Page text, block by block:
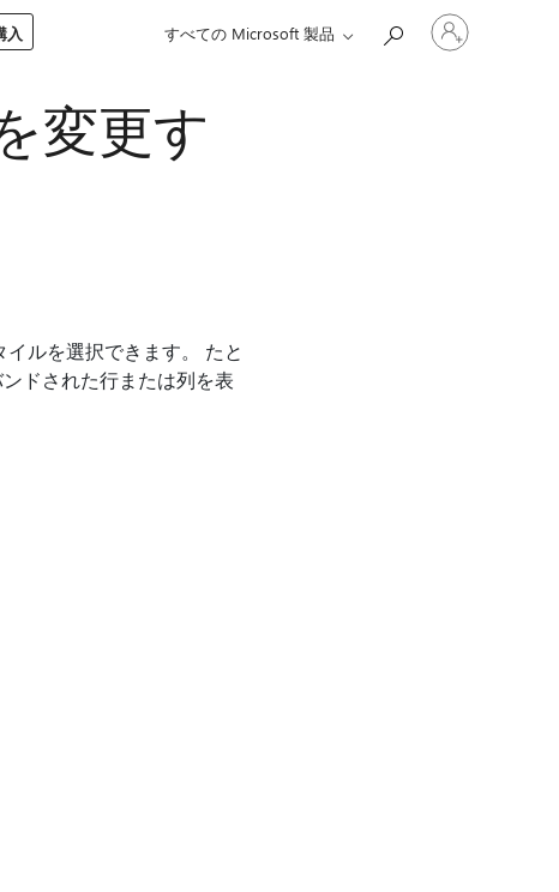
入 すべての Microsoft 製品
カ
変更す
ルを選択できます。 たと
ドされた行または列を表